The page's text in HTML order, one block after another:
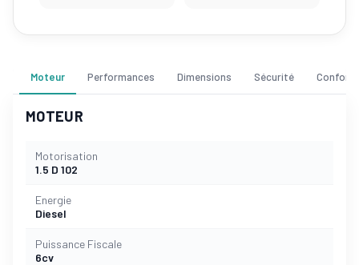
Moteur Performances Dimensions Sécurité Confort
MOTEUR
Motorisation
1.5 D 102
Energie
Diesel
Puissance Fiscale
6cv